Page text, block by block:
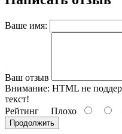
Ваше имя:
Ваш отзыв
Внимание: HTML не
текст!
Рейтинг Плохо
Продолжить